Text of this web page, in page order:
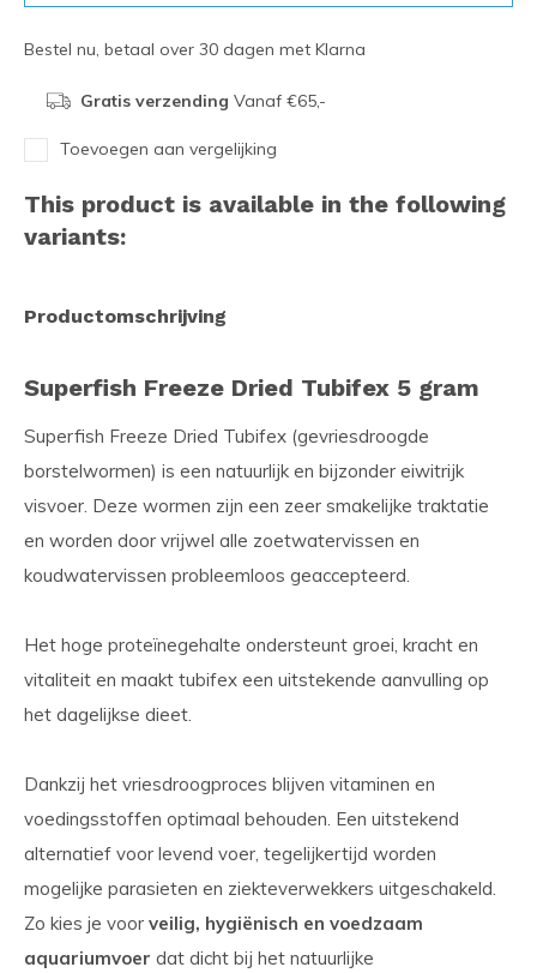
Bestel nu, betaal over 30 dagen met Klarna
Gratis verzending Vanaf €65,-
Toevoegen aan vergelijking
This product is available in the following
variants:
Productomschrijving
Superfish Freeze Dried Tubifex 5 gram
Superfish Freeze Dried Tubifex (gevriesdroogde
borstelwormen) is een natuurlijk en bijzonder eiwitrijk
visvoer. Deze wormen zijn een zeer smakelijke traktatie
en worden door vrijwel alle zoetwatervissen en
koudwatervissen probleemloos geaccepteerd.
Het hoge proteïnegehalte ondersteunt groei, kracht en
vitaliteit en maakt tubifex een uitstekende aanvulling op
het dagelijkse dieet.
Dankzij het vriesdroogproces blijven vitaminen en
voedingsstoffen optimaal behouden. Een uitstekend
alternatief voor levend voer, tegelijkertijd worden
mogelijke parasieten en ziekteverwekkers uitgeschakeld.
Zo kies je voor veilig, hygiënisch en voedzaam
aquariumvoer dat dicht bij het natuurlijke